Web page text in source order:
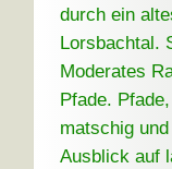
durch ein
Lorsbachtal.
Moderates
Pfade.
matschig
Ausblick auf